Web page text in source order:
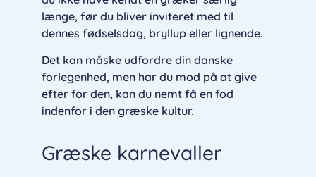
længe, før du bliver inviteret med til
dennes fødselsdag, bryllup eller lignende.
Det kan måske udfordre din danske
forlegenhed, men har du mod på at give
efter for den, kan du nemt få en fod
indenfor i den græske kultur.
Græske karnevaller